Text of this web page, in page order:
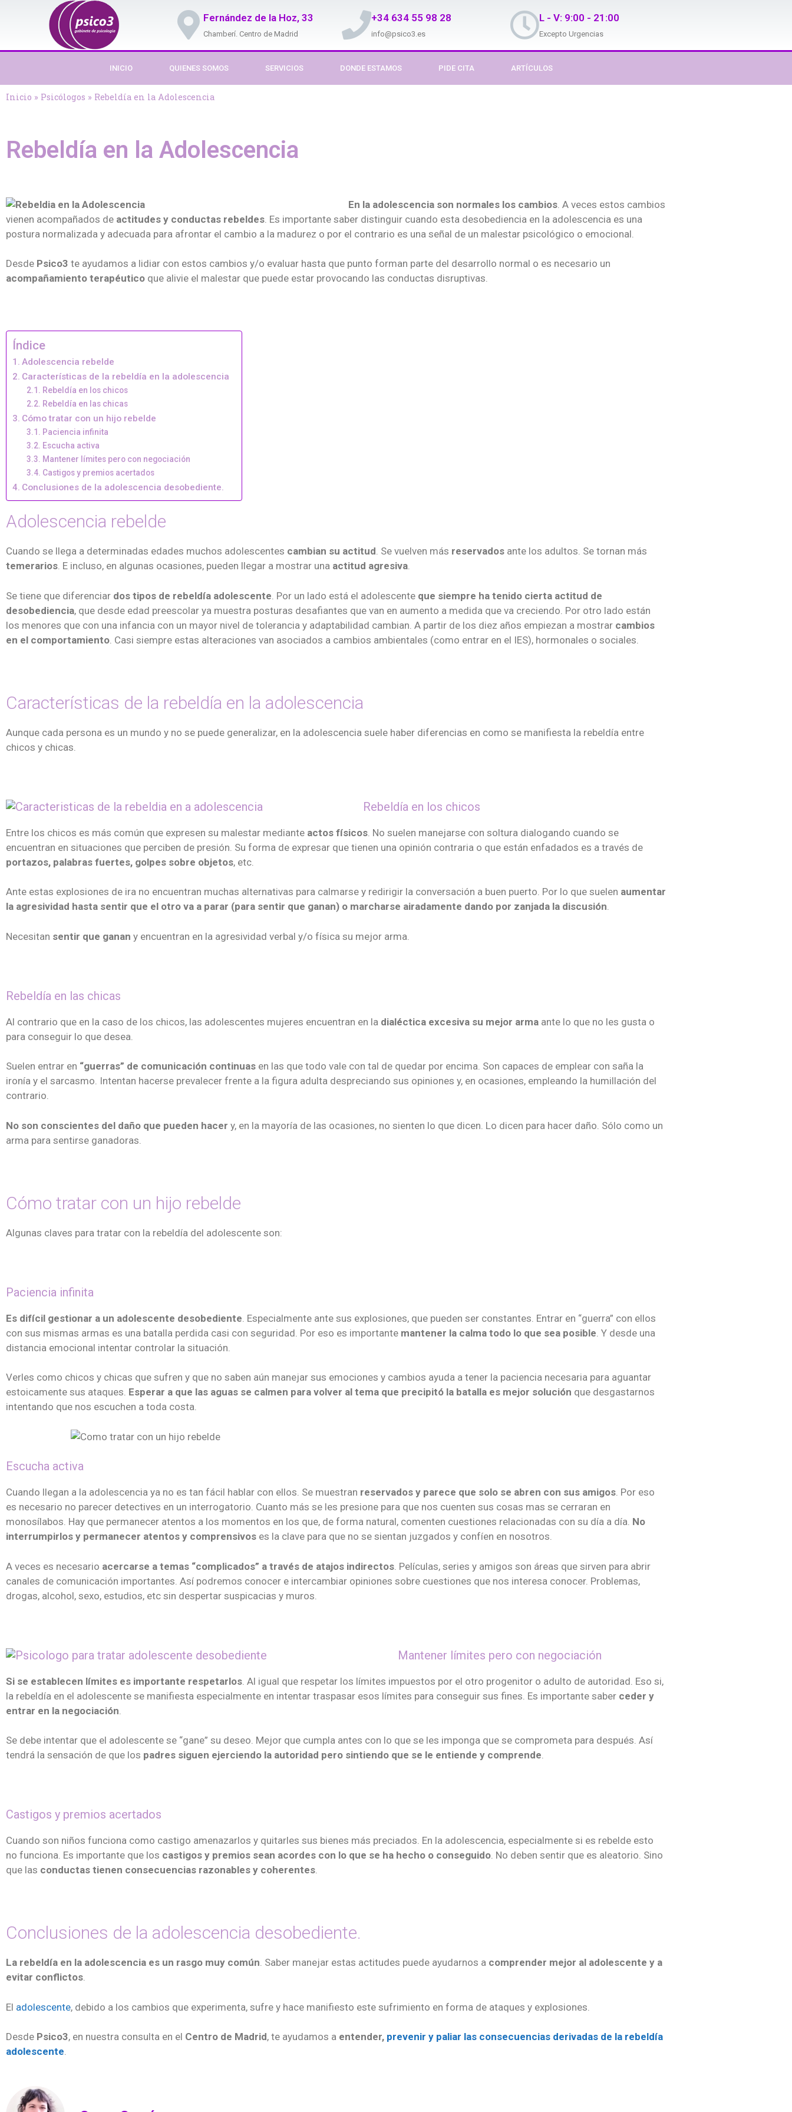
Fernández de la Hoz, 33
Chamberí. Centro de Madrid
+34 634 55 98 28
info@psico3.es
L - V: 9:00 - 21:00
Excepto Urgencias
INICIO QUIENES SOMOS SERVICIOS DONDE ESTAMOS PIDE CITA ARTÍCULOS
Inicio » Psicólogos » Rebeldía en la Adolescencia
Rebeldía en la Adolescencia
En la adolescencia son normales los cambios. A veces estos cambios
vienen acompañados de actitudes y conductas rebeldes . Es importante saber distinguir cuando esta desobediencia en la adolescencia es una
postura normalizada y adecuada para afrontar el cambio a la madurez o por el contrario es una señal de un malestar psicológico o emocional.
Desde Psico3 te ayudamos a lidiar con estos cambios y/o evaluar hasta que punto forman parte del desarrollo normal o es necesario un
acompañamiento terapéutico que alivie el malestar que puede estar provocando las conductas disruptivas.
Índice
Adolescencia rebelde
Características de la rebeldía en la adolescencia
Rebeldía en los chicos
Rebeldía en las chicas
Cómo tratar con un hijo rebelde
Paciencia infinita
Escucha activa
Mantener límites pero con negociación
Castigos y premios acertados
Conclusiones de la adolescencia desobediente.
Adolescencia rebelde
Cuando se llega a determinadas edades muchos adolescentes cambian su actitud. Se vuelven más reservados ante los adultos. Se tornan más
temerarios. E incluso, en algunas ocasiones, pueden llegar a mostrar una actitud agresiva.
Se tiene que diferenciar dos tipos de rebeldía adolescente . Por un lado está el adolescente que siempre ha tenido cierta actitud de
desobediencia, que desde edad preescolar ya muestra posturas desafiantes que van en aumento a medida que va creciendo. Por otro lado están
los menores que con una infancia con un mayor nivel de tolerancia y adaptabilidad cambian. A partir de los diez años empiezan a mostrar cambios
en el comportamiento . Casi siempre estas alteraciones van asociados a cambios ambientales (como entrar en el IES), hormonales o sociales.
Características de la rebeldía en la adolescencia
Aunque cada persona es un mundo y no se puede generalizar, en la adolescencia suele haber diferencias en como se manifiesta la rebeldía entre
chicos y chicas.
Rebeldía en los chicos
Entre los chicos es más común que expresen su malestar mediante actos físicos . No suelen manejarse con soltura dialogando cuando se
encuentran en situaciones que perciben de presión. Su forma de expresar que tienen una opinión contraria o que están enfadados es a través de
portazos, palabras fuertes, golpes sobre objetos, etc.
Ante estas explosiones de ira no encuentran muchas alternativas para calmarse y redirigir la conversación a buen puerto. Por lo que suelen aumentar
la agresividad hasta sentir que el otro va a parar (para sentir que ganan) o marcharse airadamente dando por zanjada la discusión.
Necesitan sentir que ganan y encuentran en la agresividad verbal y/o física su mejor arma.
Rebeldía en las chicas
Al contrario que en la caso de los chicos, las adolescentes mujeres encuentran en la dialéctica excesiva su mejor arma ante lo que no les gusta o
para conseguir lo que desea.
Suelen entrar en “guerras” de comunicación continuas en las que todo vale con tal de quedar por encima. Son capaces de emplear con saña la
ironía y el sarcasmo. Intentan hacerse prevalecer frente a la figura adulta despreciando sus opiniones y, en ocasiones, empleando la humillación del
contrario.
No son conscientes del daño que pueden hacer y, en la mayoría de las ocasiones, no sienten lo que dicen. Lo dicen para hacer daño. Sólo como un
arma para sentirse ganadoras.
Cómo tratar con un hijo rebelde
Algunas claves para tratar con la rebeldía del adolescente son:
Paciencia infinita
Es difícil gestionar a un adolescente desobediente . Especialmente ante sus explosiones, que pueden ser constantes. Entrar en “guerra” con ellos
con sus mismas armas es una batalla perdida casi con seguridad. Por eso es importante mantener la calma todo lo que sea posible . Y desde una
distancia emocional intentar controlar la situación.
Verles como chicos y chicas que sufren y que no saben aún manejar sus emociones y cambios ayuda a tener la paciencia necesaria para aguantar
estoicamente sus ataques. Esperar a que las aguas se calmen para volver al tema que precipitó la batalla es mejor solución que desgastarnos
intentando que nos escuchen a toda costa.
Escucha activa
Cuando llegan a la adolescencia ya no es tan fácil hablar con ellos. Se muestran reservados y parece que solo se abren con sus amigos. Por eso
es necesario no parecer detectives en un interrogatorio. Cuanto más se les presione para que nos cuenten sus cosas mas se cerraran en
monosílabos. Hay que permanecer atentos a los momentos en los que, de forma natural, comenten cuestiones relacionadas con su día a día. No
interrumpirlos y permanecer atentos y comprensivos es la clave para que no se sientan juzgados y confíen en nosotros.
A veces es necesario acercarse a temas “complicados” a través de atajos indirectos . Películas, series y amigos son áreas que sirven para abrir
canales de comunicación importantes. Así podremos conocer e intercambiar opiniones sobre cuestiones que nos interesa conocer. Problemas,
drogas, alcohol, sexo, estudios, etc sin despertar suspicacias y muros.
Mantener límites pero con negociación
Si se establecen límites es importante respetarlos . Al igual que respetar los límites impuestos por el otro progenitor o adulto de autoridad. Eso si,
la rebeldía en el adolescente se manifiesta especialmente en intentar traspasar esos límites para conseguir sus fines. Es importante saber ceder y
entrar en la negociación
Se debe intentar que el adolescente se “gane” su deseo. Mejor que cumpla antes con lo que se les imponga que se comprometa para después. Así
tendrá la sensación de que los padres siguen ejerciendo la autoridad pero sintiendo que se le entiende y comprende.
Castigos y premios acertados
Cuando son niños funciona como castigo amenazarlos y quitarles sus bienes más preciados. En la adolescencia, especialmente si es rebelde esto
no funciona. Es importante que los castigos y premios sean acordes con lo que se ha hecho o conseguido. No deben sentir que es aleatorio. Sino
que las conductas tienen consecuencias razonables y coherentes.
Conclusiones de la adolescencia desobediente.
La rebeldía en la adolescencia es un rasgo muy común. Saber manejar estas actitudes puede ayudarnos a comprender mejor al adolescente y a
evitar conflictos.
El adolescente, debido a los cambios que experimenta, sufre y hace manifiesto este sufrimiento en forma de ataques y explosiones.
Desde Psico3, en nuestra consulta en el Centro de Madrid, te ayudamos a entender, prevenir y paliar las consecuencias derivadas de la rebeldía
adolescente.